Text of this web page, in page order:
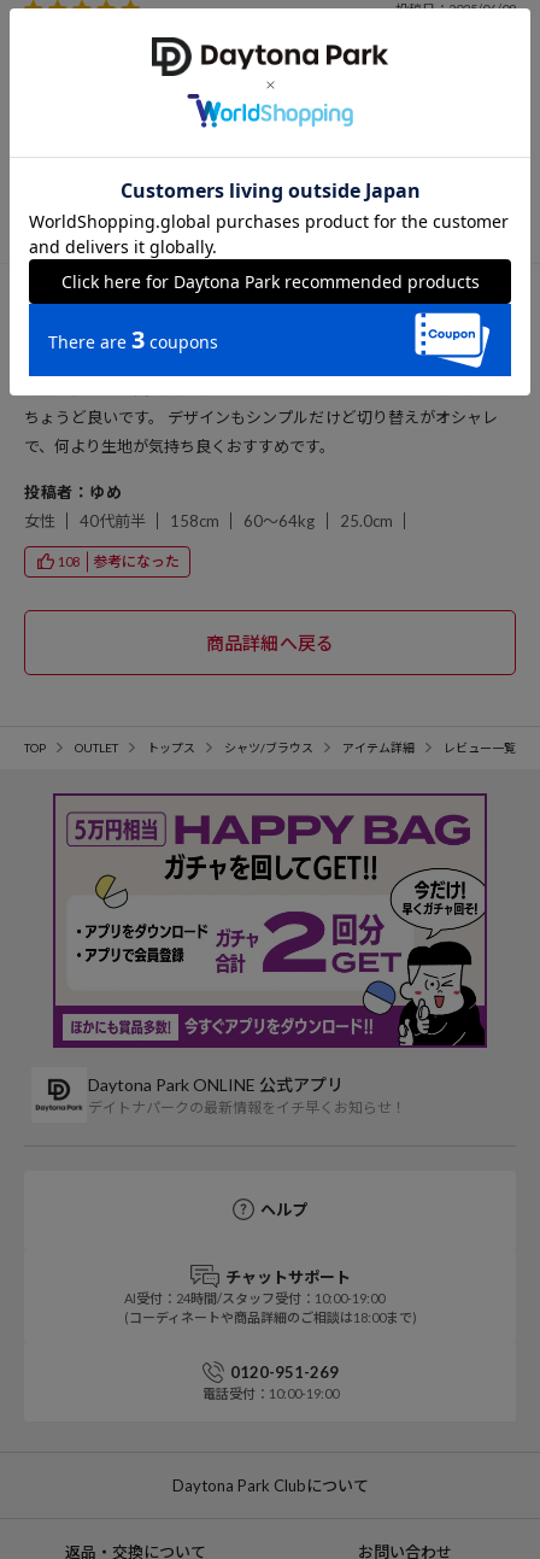
投稿日：2025/06/08
色：
プレゼント用に購入しました！ 喜んでいただけました！
85 参考になった
投稿日：2025/05/20
購入サイズ： 色：
ちょうど良いです。 デザインもシンプルだけど切り替えがオシャレ
で、何より生地が気持ち良くおすすめです。
投稿者：ゆめ
女性
40代前半 158cm 60～64kg 25.0cm
108 参考になった
TOP OUTLET トップス シャツ/ブラウス アイテム詳細 レビュー一覧
Daytona Park ONLINE 公式アプリ
デイトナパークの最新情報をイチ早くお知らせ！
ヘルプ
チャットサポート
AI受付：24時間/スタッフ受付：10:00-19:00
(コーディネートや商品詳細のご相談は18:00まで)
0120-951-269
電話受付：10:00-19:00
Daytona Park Clubについて
返品・交換について お問い合わせ